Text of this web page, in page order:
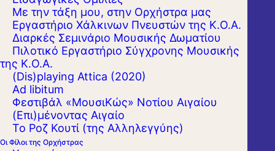
Με την τάξη μου, στην Ορχήστρα μας
Εργαστήριo Χάλκινων Πνευστών της Κ.Ο.Α.
Διαρκές Σεμινάριο Μουσικής Δωματίου
Πιλοτικό Εργαστήριο Σύγχρονης Μουσικής
της Κ.Ο.Α.
(Dis)playing Attica (2020)
Ad libitum
Φεστιβάλ «ΜουσιΚώς» Νοτίου Αιγαίου
(Επι)μένοντας Αιγαίο
Το Ροζ Κουτί (της Αλληλεγγύης)
Οι Φίλοι της Ορχήστρας
καλλιτεχνικού προσωπικού.
Αιτήσεις γίνονται δεκτές από τηνΤετάρτη 8
Απριλίου 2025και έως και την9 Μαΐου
2025.
Οι προς πλήρωση οργανικές θέσεις μόνιμου
καλλιτεχνικού προσωπικού έχουν ως εξής: